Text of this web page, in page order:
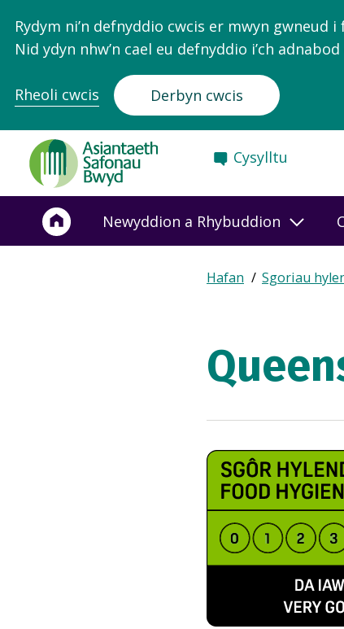
Rydym ni’n defnyddio cwcis er mwyn gwneud
Nid ydyn nhw’n cael eu defnyddio i’ch
Rheoli cwcis Derbyn cwcis
Food
Standards
Agency
Frontpage
Cysylltu
Newyddion a Rhybuddion
Breadcrumb
Expand
breadcrumb
Hafan Sgoriau